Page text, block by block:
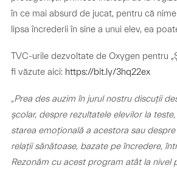
în ce mai absurd de jucat, pentru că
lipsa încrederii în sine a unui elev, ea
TVC-urile dezvoltate de Oxygen pentru
fi văzute aici: https://bit.ly/3hq22ex
„Prea des auzim în jurul nostru discuții
școlar, despre rezultatele elevilor la
starea emoțională a acestora sau
relații sănătoase, bazate pe încredere,
Rezonăm cu acest program atât la nivel